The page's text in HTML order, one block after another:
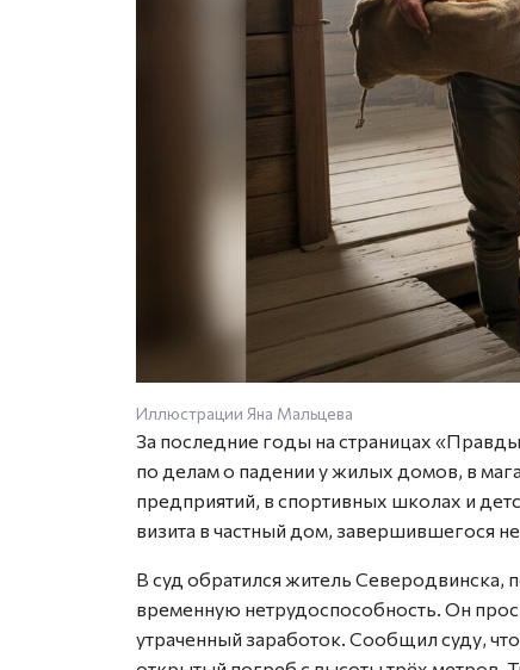
Иллюстрации Яна Мальцева
За последние годы на страницах
по делам о падении у жилых домов, в
предприятий, в спортивных школах и
визита в частный дом, завершившегося
В суд обратился житель
временную нетрудоспособность. Он
утраченный заработок. Сообщил суду,